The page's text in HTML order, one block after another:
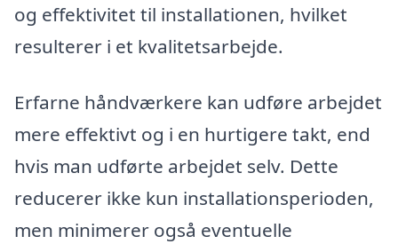
og effektivitet til installationen, hvilket
resulterer i et kvalitetsarbejde.
Erfarne håndværkere kan udføre arbejdet
mere effektivt og i en hurtigere takt, end
hvis man udførte arbejdet selv. Dette
reducerer ikke kun installationsperioden,
men minimerer også eventuelle